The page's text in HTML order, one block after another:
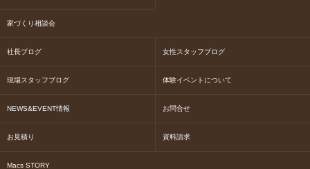
家づくり相談会
社長ブログ 女性スタッフブログ
現場スタッフブログ 体験イベントについて
NEWS&EVENT情報 お問合せ
お見積り 資料請求
Macs STORY